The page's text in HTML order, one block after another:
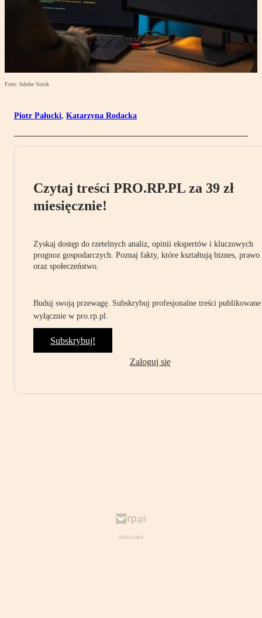
Foto: Adobe Stock
Piotr Pałucki, Katarzyna Rodacka
Czytaj treści PRO.RP.PL za 39 zł
miesięcznie!
Zyskaj dostęp do rzetelnych analiz, opinii ekspertów i kluczowych
prognoz gospodarczych. Poznaj fakty, które kształtują biznes, prawo
oraz społeczeństwo.
Buduj swoją przewagę. Subskrybuj profesjonalne treści publikowane
wyłącznie w pro.rp.pl.
Subskrybuj!
Zaloguj się